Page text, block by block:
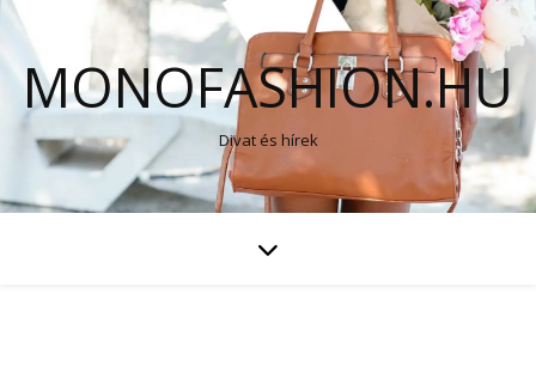
MONOFASHION.HU
Divat és hírek